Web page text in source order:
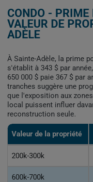
CONDO - PRIME
VALEUR DE
ADÈLE
À Sainte-Adèle, la prime
s'établit à 343 $ par
650 000 $ paie 367 $ par
tranches suggère une
que l'exposition aux
local puissent influer
reconstruction seule.
Valeur de la propriété
200k-300k
600k-700k